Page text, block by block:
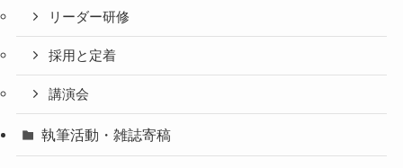
リーダー研修
採用と定着
講演会
執筆活動・雑誌寄稿